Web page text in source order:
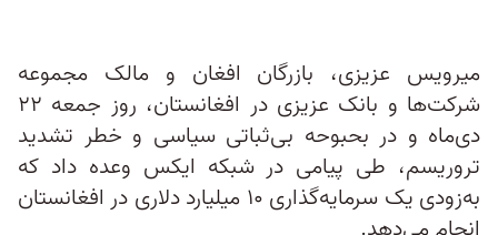
میرویس عزیزی، بازرگان افغان و مالک مجموعه
شرکت‌ها و بانک عزیزی در افغانستان، روز جمعه ۲۲
دی‌ماه و در بحبوحه بی‌ثباتی سیاسی و خطر تشدید
تروریسم‌، طی پیامی در شبکه ایکس وعده داد که
به‌زودی یک سرمایه‌گذاری ۱۰ میلیارد دلاری در افغانستان